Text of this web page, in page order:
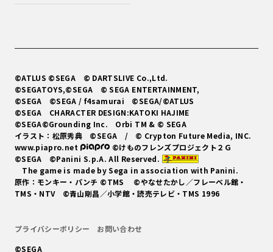
©ATLUS ©SEGA © DARTSLIVE Co.,Ltd.
©SEGATOYS,©SEGA © SEGA ENTERTAINMENT,
©SEGA ©SEGA / f4samurai ©SEGA/©ATLUS
©SEGA CHARACTER DESIGN:KATOKI HAJIME
©SEGA©Grounding Inc. Orbi TM & © SEGA
イラスト：松原秀典 ©SEGA / © Crypton Future Media, INC.
www.piapro.net
©けものフレンズプロジェクト２Ｇ
©SEGA ©Panini S.p.A. All Reserved.
The game is made by Sega in association with Panini.
原作：モンキー・パンチ ©TMS ©やなせたかし／フレーベル館・
TMS・NTV ©青山剛昌／小学館・読売テレビ・TMS 1996
プライバシーポリシー
お問い合わせ
©SEGA